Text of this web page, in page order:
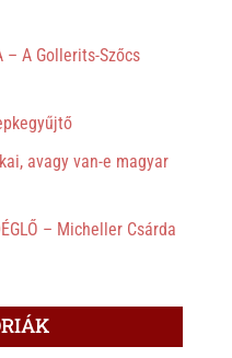
– A Gollerits-Szőcs
avagy van-e magyar
– Micheller Csárda